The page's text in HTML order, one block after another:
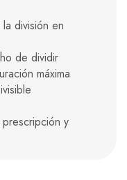
división en
de dividir
máxima
y